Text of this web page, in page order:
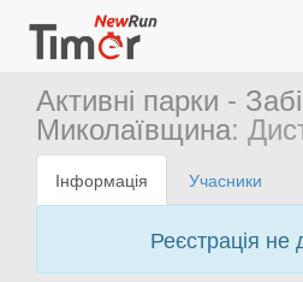
Активні парки -
Миколаївщина:
Інформація Учасники
Реєстрація не